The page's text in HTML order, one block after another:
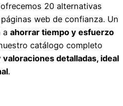
20 alternativas
web de confianza. Un
a ahorrar tiempo y esfuerzo
catálogo completo
detalladas, ideal
.